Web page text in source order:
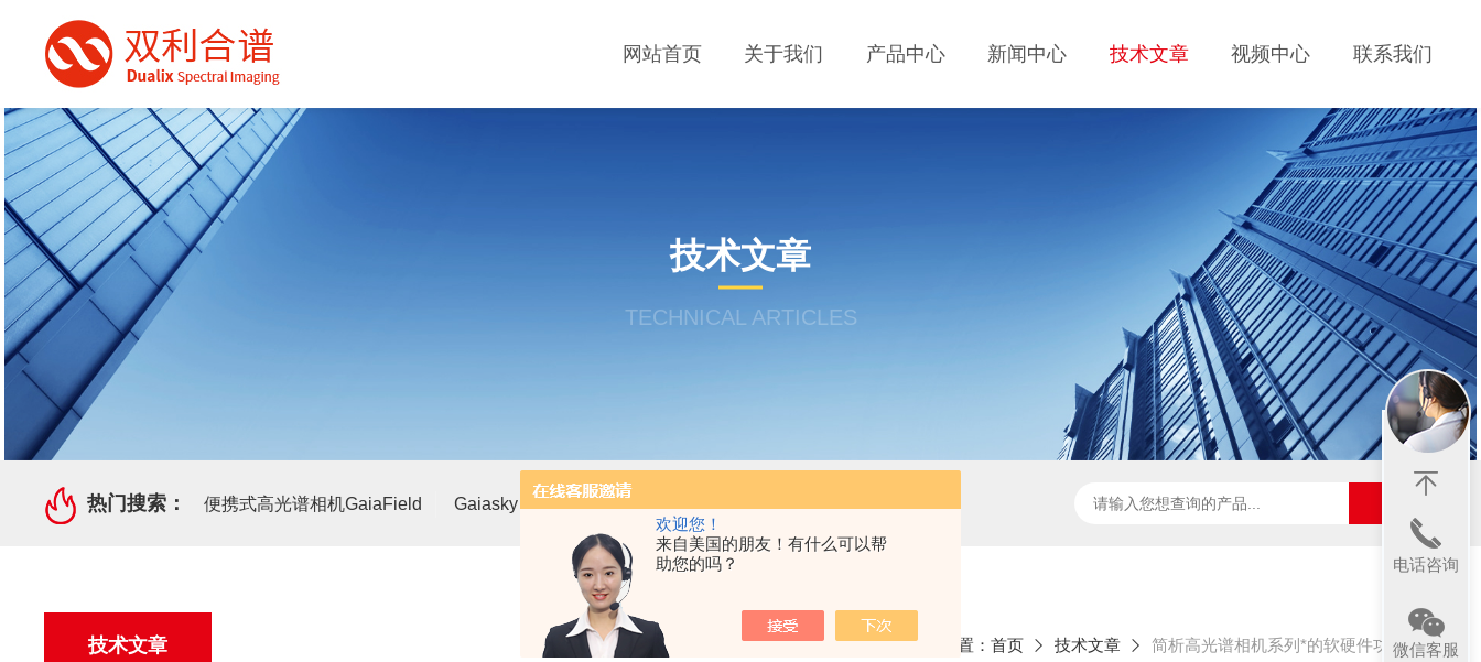
欢迎您！
来自美国的朋友！有什么可以帮
助您的吗？
网站首页 关于我们 产品中心 新闻中心 技术文章 视频中心 联系我们
技术文章
TECHNICAL ARTICLES
热门搜索： 便携式高光谱相机GaiaField Gaiasky mini3-VN无人机载高光谱成像系统 太阳光诱导叶绿素荧光测试系统
技术文章 当前位置： 首页 技术文章 简析高光谱相机系列*的软硬件功能
电话咨询
微信客服